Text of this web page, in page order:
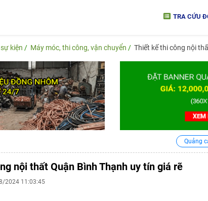
TRA CỨU
kiện Máy móc, thi công, vận chuyển Thiết kế thi công nội
Quảng
nội thất Quận Bình Thạnh uy tín giá rẽ
2024 11:03:45